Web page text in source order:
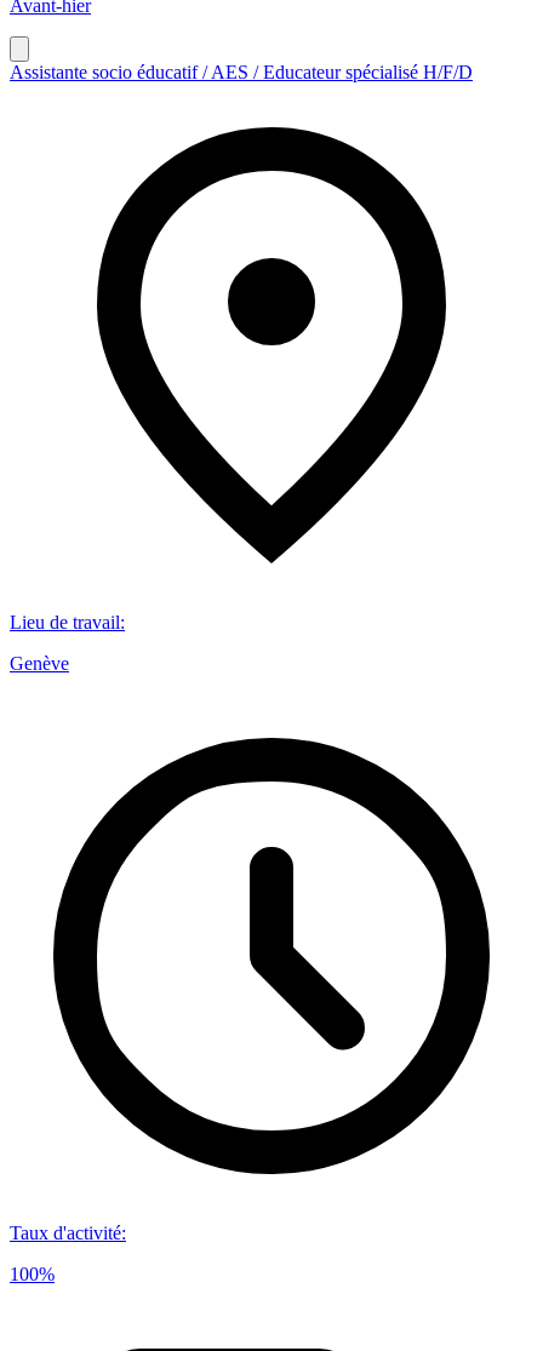
Avant-hier
Assistante socio éducatif / AES / Educateur spécialisé H/F/D
Lieu de travail:
Genève
Taux d'activité:
100%